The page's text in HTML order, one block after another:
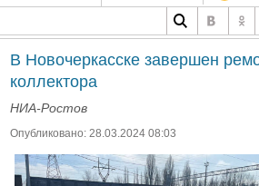
В Новочеркасске завершен
коллектора
НИА-Ростов
Опубликовано: 28.03.2024 08:03